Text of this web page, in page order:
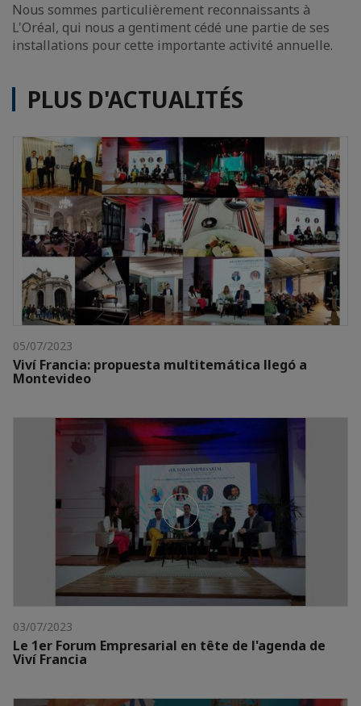
Nous sommes particulièrement reconnaissants à
L'Oréal, qui nous a gentiment cédé une partie de ses
installations pour cette importante activité annuelle.
PLUS D'ACTUALITÉS
05/07/2023
Viví Francia: propuesta multitemática llegó a
Montevideo
03/07/2023
Le 1er Forum Empresarial en tête de l'agenda de
Viví Francia